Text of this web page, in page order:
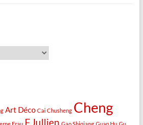
Art Déco Cai Chusheng Cheng
F.Jullien